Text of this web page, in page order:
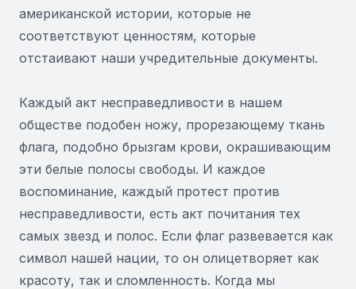
американской истории, которые не
соответствуют ценностям, которые
отстаивают наши учредительные документы.
Каждый акт несправедливости в нашем
обществе подобен ножу, прорезающему ткань
флага, подобно брызгам крови, окрашивающим
эти белые полосы свободы. И каждое
воспоминание, каждый протест против
несправедливости, есть акт почитания тех
самых звезд и полос. Если флаг развевается как
символ нашей нации, то он олицетворяет как
красоту, так и сломленность. Когда мы